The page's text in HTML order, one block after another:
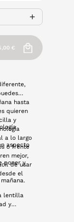
€
hasta
quieren
y
a lo largo
o frente
mejor,
de usar
el
aspecto
poner y
lentilla
y